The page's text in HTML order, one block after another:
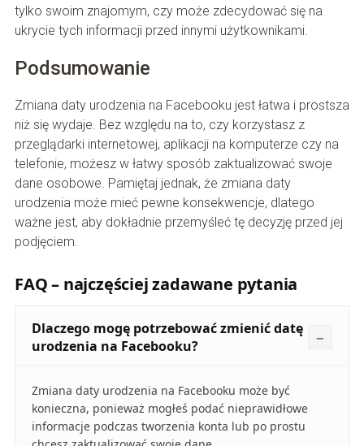
tylko swoim znajomym, czy może zdecydować się na
ukrycie tych informacji przed innymi użytkownikami.
Podsumowanie
Zmiana daty urodzenia na Facebooku jest łatwa i prostsza
niż się wydaje. Bez względu na to, czy korzystasz z
przeglądarki internetowej, aplikacji na komputerze czy na
telefonie, możesz w łatwy sposób zaktualizować swoje
dane osobowe. Pamiętaj jednak, że zmiana daty
urodzenia może mieć pewne konsekwencje, dlatego
ważne jest, aby dokładnie przemyśleć tę decyzję przed jej
podjęciem.
FAQ – najczęściej zadawane pytania
Dlaczego mogę potrzebować zmienić datę
urodzenia na Facebooku?
Zmiana daty urodzenia na Facebooku może być
konieczna, ponieważ mogłeś podać nieprawidłowe
informacje podczas tworzenia konta lub po prostu